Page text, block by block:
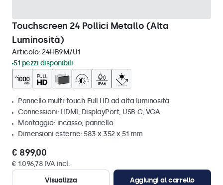
Touchscreen 24 Pollici Metallo (Alta
Luminosità)
Articolo: 24HB9M/U1
51 pezzi disponibili
Pannello multi-touch Full HD ad alta luminosità
Connessioni: HDMI, DisplayPort, USB-C, VGA
Montaggio: incasso, pannello
Dimensioni esterne: 583 x 352 x 51 mm
€ 899,00
€ 1.096,78 IVA incl.
Visualizza
Aggiungi al carrello